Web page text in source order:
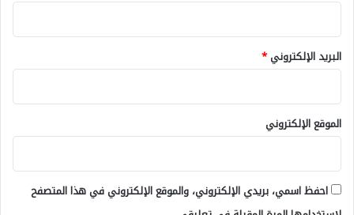
البريد الإلكتروني*
الموقع الإلكتروني
احفظ اسمي، بريدي الإلكتروني، والموقع الإلكتروني في هذا المتصفح